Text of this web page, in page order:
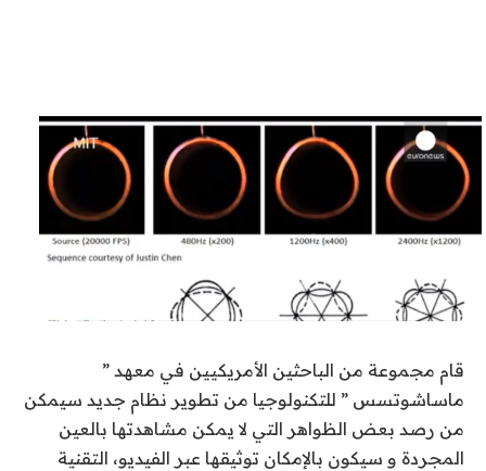
قام مجموعة من الباحثين الأمريكيين في معهد ”
ماساشوتسس ” للتكنولوجيا من تطوير نظام جديد سيمكن
من رصد بعض الظواهر التي لا يمكن مشاهدتها بالعين
المجردة و سيكون بالإمكان توثيقها عبر الفيديو، التقنية